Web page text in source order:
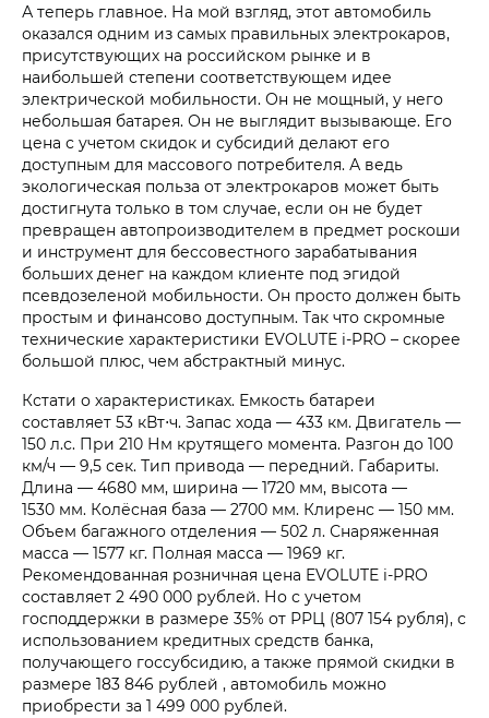
А теперь главное. На мой взгляд, этот автомобиль
оказался одним из самых правильных электрокаров,
присутствующих на российском рынке и в
наибольшей степени соответствующем идее
электрической мобильности. Он не мощный, у него
небольшая батарея. Он не выглядит вызывающе. Его
цена с учетом скидок и субсидий делают его
доступным для массового потребителя. А ведь
экологическая польза от электрокаров может быть
достигнута только в том случае, если он не будет
превращен автопроизводителем в предмет роскоши
и инструмент для бессовестного зарабатывания
больших денег на каждом клиенте под эгидой
псевдозеленой мобильности. Он просто должен быть
простым и финансово доступным. Так что скромные
технические характеристики EVOLUTE i‑PRO – скорее
большой плюс, чем абстрактный минус.
Кстати о характеристиках. Емкость батареи
составляет 53 кВт⋅ч. Запас хода — 433 км. Двигатель —
150 л.с. При 210 Нм крутящего момента. Разгон до 100
км/ч — 9,5 сек. Тип привода — передний. Габариты.
Длина — 4680 мм, ширина — 1720 мм, высота —
1530 мм. Колёсная база — 2700 мм. Клиренс — 150 мм.
Объем багажного отделения — 502 л. Снаряженная
масса — 1577 кг. Полная масса — 1969 кг.
Рекомендованная розничная цена EVOLUTE i‑PRO
составляет 2 490 000 рублей. Но с учетом
господдержки в размере 35% от РРЦ (807 154 рубля), с
использованием кредитных средств банка,
получающего госсубсидию, а также прямой скидки в
размере 183 846 рублей , автомобиль можно
приобрести за 1 499 000 рублей.